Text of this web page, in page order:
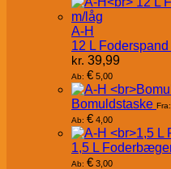
A-H
12 L Foderspand
kr. 39,99
Ab: € 5,00
Bomuldstaske Fra:
Ab: € 4,00
1,5 L
Ab: € 3,00